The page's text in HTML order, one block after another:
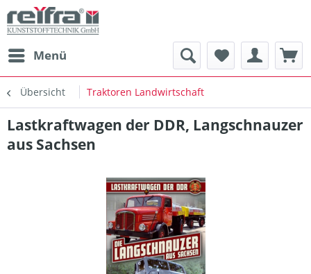
Menü
Übersicht Traktoren Landwirtschaft
Lastkraftwagen der DDR, Langschnauzer
aus Sachsen